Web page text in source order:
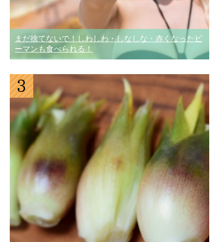
まだ捨てないで！しわしわ・しなしな・赤くなったピ
ーマンも食べられる！